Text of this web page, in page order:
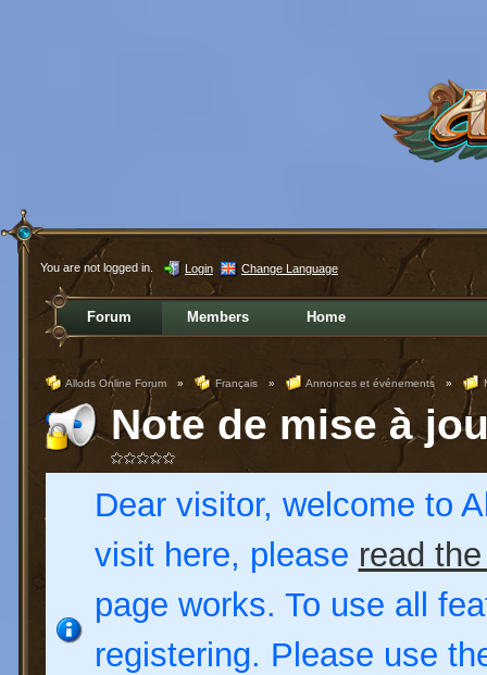
You are not logged in. Login Change Language
Forum Members Home
Allods Online Forum » Français » Annonces et événements »
Note de mise à
Dear visitor, welcome to
visit here, please read
page works. To use all
registering. Please use